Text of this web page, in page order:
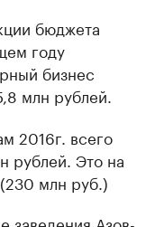
бюджета
году
бизнес
млн рублей.
2016г. всего
рублей. Это на
млн руб.)